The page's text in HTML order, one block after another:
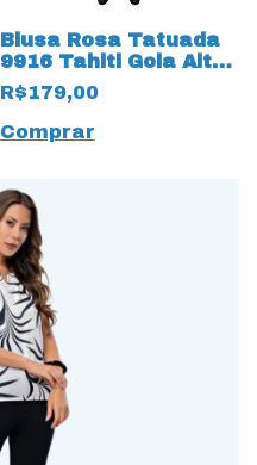
Blusa Rosa Tatuada
9916 Tahiti Gola Alta
Preto
R$179,00
Comprar